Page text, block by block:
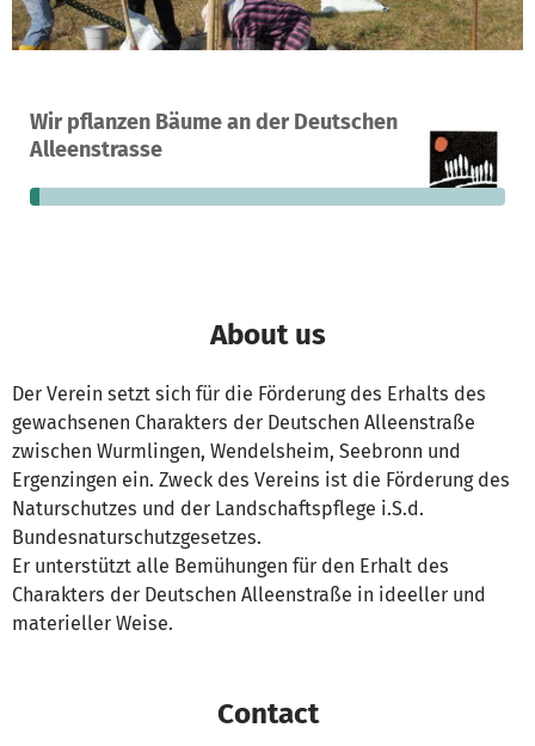
Wir pflanzen Bäume an der Deutschen
Alleenstrasse
A project in Rottenburg am Neckar, Germany
1 €1,950
still needed
About us
Der Verein setzt sich für die Förderung des Erhalts des
gewachsenen Charakters der Deutschen Alleenstraße
zwischen Wurmlingen, Wendelsheim, Seebronn und
Ergenzingen ein. Zweck des Vereins ist die Förderung des
Naturschutzes und der Landschaftspflege i.S.d.
Bundesnaturschutzgesetzes.
Er unterstützt alle Bemühungen für den Erhalt des
Charakters der Deutschen Alleenstraße in ideeller und
materieller Weise.
Contact